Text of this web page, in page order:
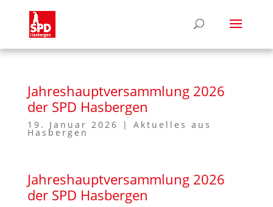
Jahreshauptversammlung 2026
der SPD Hasbergen
19. Januar 2026 | Aktuelles aus
Hasbergen
Jahreshauptversammlung 2026
der SPD Hasbergen